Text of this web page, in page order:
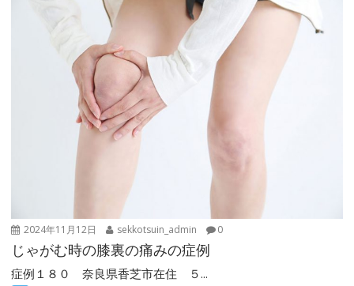
2024年11月12日 sekkotsuin_admin 0
じゃがむ時の膝裏の痛みの症例
症例１８０ 奈良県香芝市在住 ５...